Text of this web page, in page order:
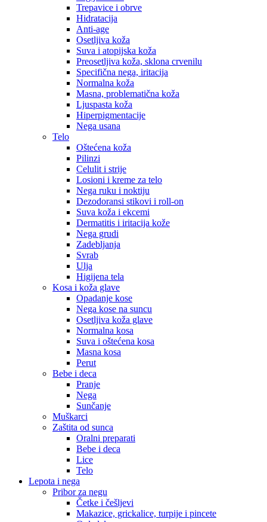
Trepavice i obrve
Hidratacija
Anti-age
Osetljiva koža
Suva i atopijska koža
Preosetljiva koža, sklona crvenilu
Specifična nega, iritacija
Normalna koža
Masna, problematična koža
Ljuspasta koža
Hiperpigmentacije
Nega usana
Telo
Oštećena koža
Pilinzi
Celulit i strije
Losioni i kreme za telo
Nega ruku i noktiju
Dezodoransi stikovi i roll-on
Suva koža i ekcemi
Dermatitis i iritacija kože
Nega grudi
Zadebljanja
Svrab
Ulja
Higijena tela
Kosa i koža glave
Opadanje kose
Nega kose na suncu
Osetljiva koža glave
Normalna kosa
Suva i oštećena kosa
Masna kosa
Perut
Bebe i deca
Pranje
Nega
Sunčanje
Muškarci
Zaštita od sunca
Oralni preparati
Bebe i deca
Lice
Telo
Lepota i nega
Pribor za negu
Četke i češljevi
Makazice, grickalice, turpije i pincete